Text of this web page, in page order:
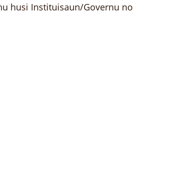
husi Instituisaun/Governu no